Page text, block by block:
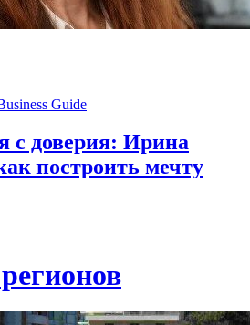
Guide
с доверия: Ирина
построить мечту